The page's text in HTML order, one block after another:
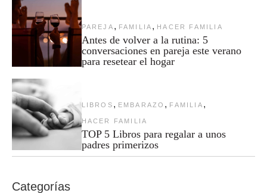
PAREJA , FAMILIA , HACER FAMILIA
Antes de volver a la rutina: 5
conversaciones en pareja este verano
para resetear el hogar
LIBROS , EMBARAZO , FAMILIA ,
HACER FAMILIA
TOP 5 Libros para regalar a unos
padres primerizos
Categorías